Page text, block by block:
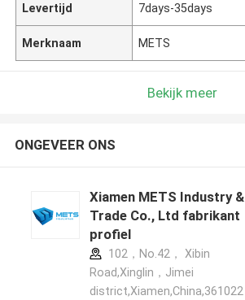
Levertijd 7days-35days
Merknaam METS
Bekijk meer
ONGEVEER ONS
Xiamen METS Industry &
Trade Co., Ltd fabrikant
profiel
102，No.42， Xibin
Road,Xinglin，Jimei
district,Xiamen,China,361022